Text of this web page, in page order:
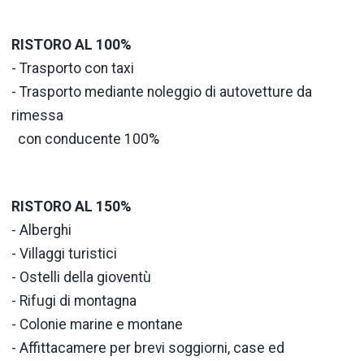
RISTORO AL 100%
- Trasporto con taxi
- Trasporto mediante noleggio di autovetture da
rimessa
con conducente 100%
RISTORO AL 150%
- Alberghi
- Villaggi turistici
- Ostelli della gioventù
- Rifugi di montagna
- Colonie marine e montane
- Affittacamere per brevi soggiorni, case ed